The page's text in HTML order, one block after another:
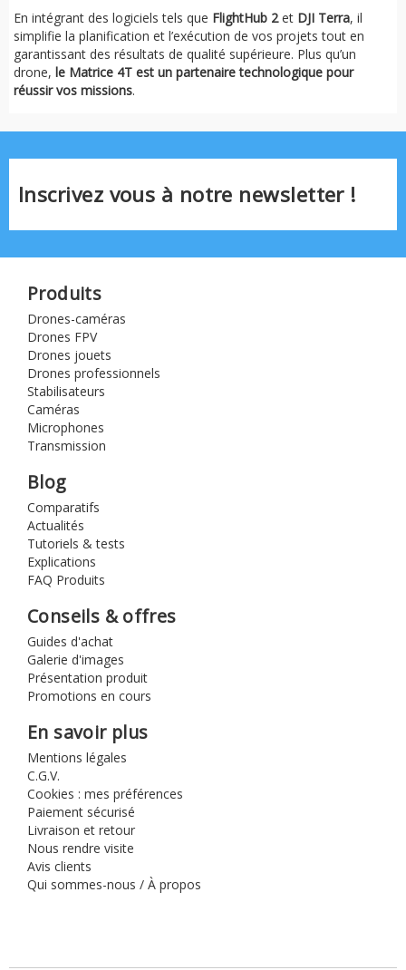
En intégrant des logiciels tels que FlightHub 2et DJI Terra, il
simplifie la planification et l’exécution de vos projets tout en
garantissant des résultats de qualité supérieure. Plus qu’un
drone, le Matrice 4T est un partenaire technologique pour
réussir vos missions.
Inscrivez vous à notre newsletter !
Produits
Drones-caméras
Drones FPV
Drones jouets
Drones professionnels
Stabilisateurs
Caméras
Microphones
Transmission
Blog
Comparatifs
Actualités
Tutoriels & tests
Explications
FAQ Produits
Conseils & offres
Guides d'achat
Galerie d'images
Présentation produit
Promotions en cours
En savoir plus
Mentions légales
C.G.V.
Cookies : mes préférences
Paiement sécurisé
Livraison et retour
Nous rendre visite
Avis clients
Qui sommes-nous / À propos